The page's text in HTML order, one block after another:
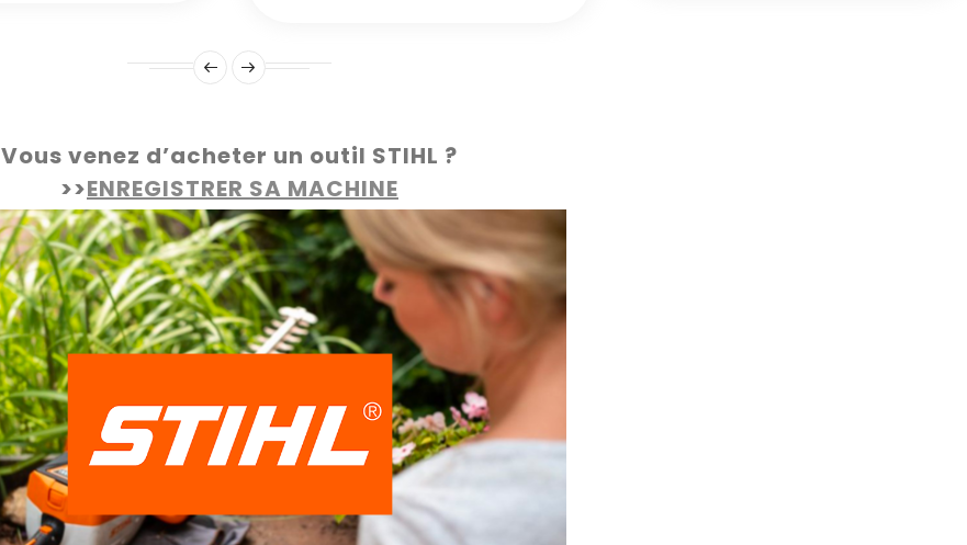
Vous venez d’acheter un outil STIHL ?
>>ENREGISTRER SA MACHINE